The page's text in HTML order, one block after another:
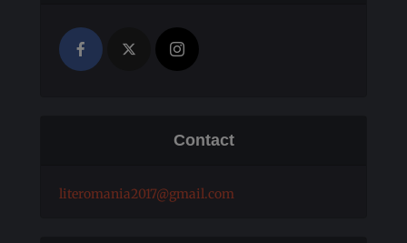
Contact
literomania2017@gmail.com